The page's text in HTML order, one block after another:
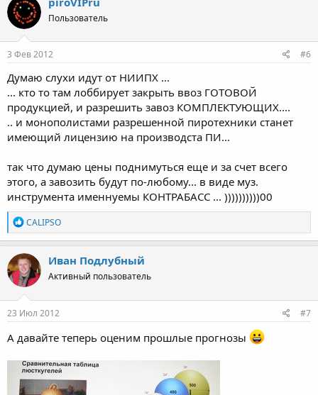
Пользователь
3 Фев 2012 #6
Думаю слухи идут от НИИПХ ...
... кто то там лоббирует закрыть ввоз ГОТОВОЙ
продукцией, и разрешить завоз КОМПЛЕКТУЮЩИХ....
.. и монополистами разрешенной пиротехники станет
имеющий лицензию на производста ПИ...
так что думаю цены поднимуться еще и за счет всего
этого, а завозить будут по-любому... в виде муз.
инструмента именнуемы КОНТРАБАСС ... ))))))))))00
Р
е
а
к
ц
и
и
:
CALIPSO
Иван Подлубный
Активный пользователь
23 Июл 2012 #7
А давайте теперь оценим прошлые прогнозы